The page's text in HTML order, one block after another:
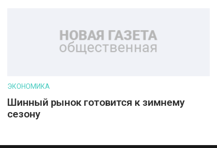
ЭКОНОМИКА
Шинный рынок готовится к зимнему
сезону